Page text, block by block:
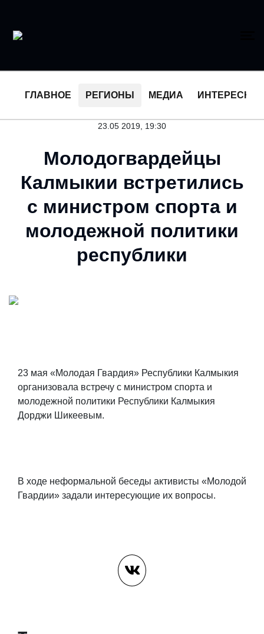
ГЛАВНОЕ РЕГИОНЫ МЕДИА ИНТЕРЕСНОЕ
23.05 2019, 19:30
Молодогвардейцы
Калмыкии встретились
с министром спорта и
молодежной политики
республики
23 мая «Молодая Гвардия» Республики Калмыкия
организовала встречу с министром спорта и
молодежной политики Республики Калмыкия
Дорджи Шикеевым.
В ходе неформальной беседы активисты «Молодой
Гвардии» задали интересующие их вопросы.